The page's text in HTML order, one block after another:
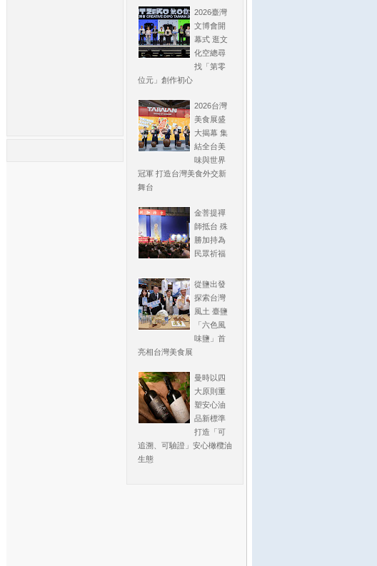
2026臺灣
文博會開
幕式 逛文
化空總尋
找「第零
位元」創作初心
2026台灣
美食展盛
大揭幕 集
結全台美
味與世界
冠軍 打造台灣美食外交新
舞台
金菩提禪
師抵台 殊
勝加持為
民眾祈福
從鹽出發
探索台灣
風土 臺鹽
「六色風
味鹽」首
亮相台灣美食展
曼時以四
大原則重
塑安心油
品新標準
打造「可
追溯、可驗證」安心橄欖油
生態